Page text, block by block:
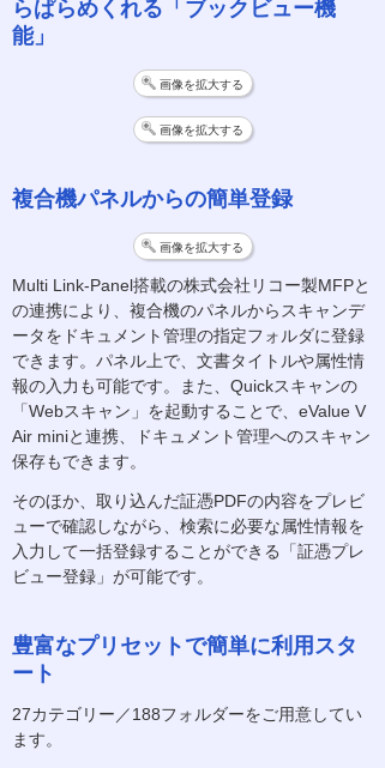
らぱらめくれる「ブックビュー機
能」
画像を拡大する
画像を拡大する
複合機パネルからの簡単登録
画像を拡大する
Multi Link-Panel搭載の株式会社リコー製MFPと
の連携により、複合機のパネルからスキャンデ
ータをドキュメント管理の指定フォルダに登録
できます。パネル上で、文書タイトルや属性情
報の入力も可能です。また、Quickスキャンの
「Webスキャン」を起動することで、eValue V
Air miniと連携、ドキュメント管理へのスキャン
保存もできます。
そのほか、取り込んだ証憑PDFの内容をプレビ
ューで確認しながら、検索に必要な属性情報を
入力して一括登録することができる「証憑プレ
ビュー登録」が可能です。
豊富なプリセットで簡単に利用スタ
ート
27カテゴリー／188フォルダーをご用意してい
ます。